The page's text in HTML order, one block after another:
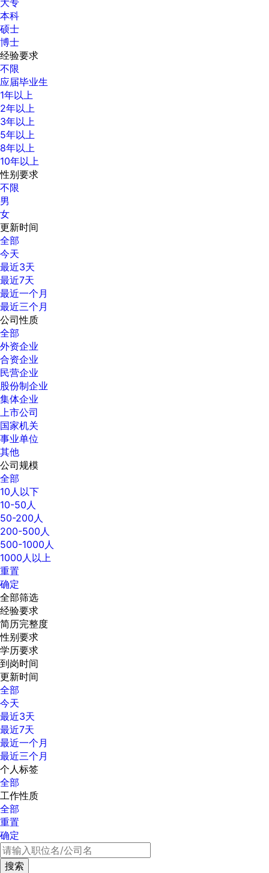
大专
本科
硕士
博士
经验要求
不限
应届毕业生
1年以上
2年以上
3年以上
5年以上
8年以上
10年以上
性别要求
不限
男
女
更新时间
全部
今天
最近3天
最近7天
最近一个月
最近三个月
公司性质
全部
外资企业
合资企业
民营企业
股份制企业
集体企业
上市公司
国家机关
事业单位
其他
公司规模
全部
10人以下
10-50人
50-200人
200-500人
500-1000人
1000人以上
重置
确定
全部筛选
经验要求
简历完整度
性别要求
学历要求
到岗时间
更新时间
全部
今天
最近3天
最近7天
最近一个月
最近三个月
个人标签
全部
工作性质
全部
重置
确定